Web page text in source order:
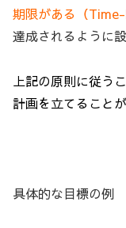
期限がある（Time-
達成されるように設
上記の原則に従う
計画を立てることが
具体的な目標の例